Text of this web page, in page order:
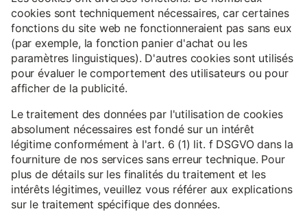
cookies sont techniquement nécessaires, car certaines
fonctions du site web ne fonctionneraient pas sans eux
(par exemple, la fonction panier d'achat ou les
paramètres linguistiques). D'autres cookies sont utilisés
pour évaluer le comportement des utilisateurs ou pour
afficher de la publicité.
Le traitement des données par l'utilisation de cookies
absolument nécessaires est fondé sur un intérêt
légitime conformément à l'art. 6 (1) lit. f DSGVO dans la
fourniture de nos services sans erreur technique. Pour
plus de détails sur les finalités du traitement et les
intérêts légitimes, veuillez vous référer aux explications
sur le traitement spécifique des données.